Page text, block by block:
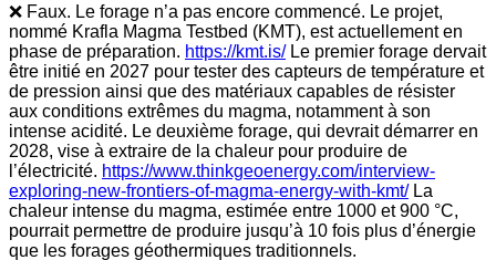
❌ Faux. Le forage n’a pas encore commencé. Le projet,
nommé Krafla Magma Testbed (KMT), est actuellement en
phase de préparation. https://kmt.is/Le premier forage dervait
être initié en 2027 pour tester des capteurs de température et
de pression ainsi que des matériaux capables de résister
aux conditions extrêmes du magma, notamment à son
intense acidité. Le deuxième forage, qui devrait démarrer en
2028, vise à extraire de la chaleur pour produire de
l’électricité. https://www.thinkgeoenergy.com/interview-
exploring-new-frontiers-of-magma-energy-with-kmt/La
chaleur intense du magma, estimée entre 1000 et 900 °C,
pourrait permettre de produire jusqu’à 10 fois plus d’énergie
que les forages géothermiques traditionnels.